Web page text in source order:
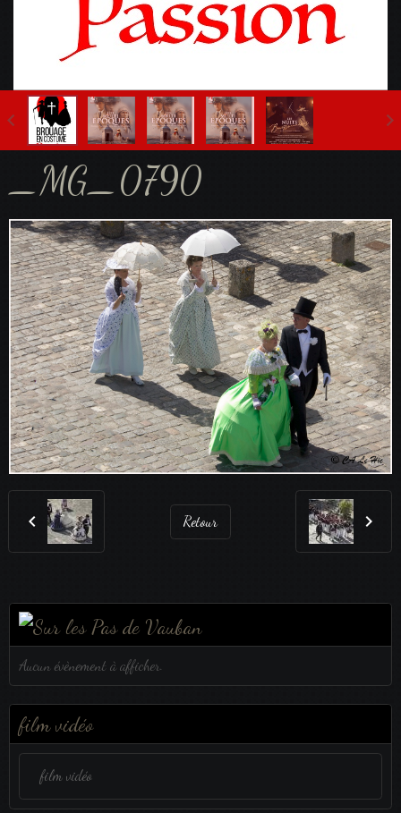
_MG_0790
Retour
Aucun évènement à afficher.
film vidéo
film vidéo